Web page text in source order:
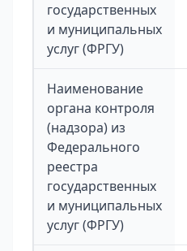
государственных
и муниципальных
услуг (ФРГУ)
Наименование
органа контроля
(надзора) из
Федерального
реестра
государственных
и муниципальных
услуг (ФРГУ)